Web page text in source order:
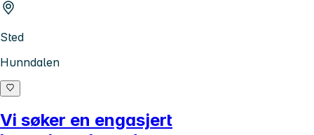
Sted
Hunndalen
Vi søker en engasjert